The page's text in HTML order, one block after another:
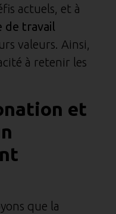
actuels, et à
de travail
valeurs. Ainsi,
à retenir les
et
que la